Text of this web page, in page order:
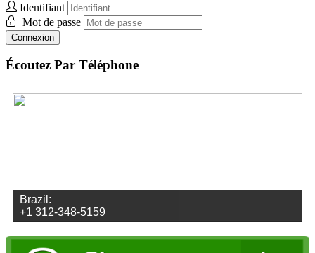
Identifiant
Mot de passe
Connexion
Écoutez Par Téléphone
Envoyez des vidéos